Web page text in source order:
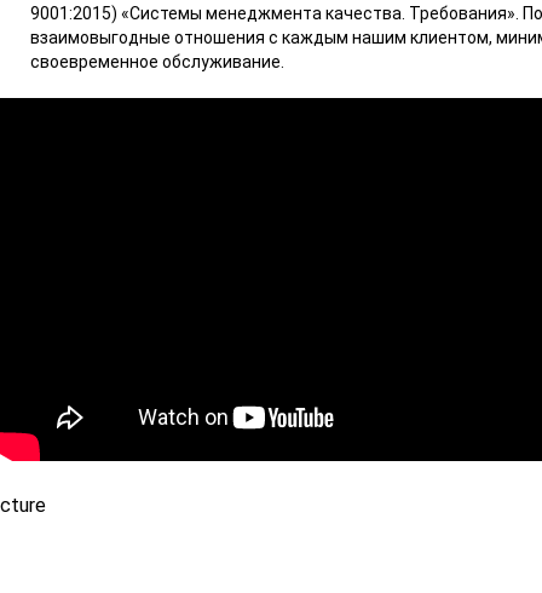
9001:2015) «Системы менеджмента качества. Требования».
взаимовыгодные отношения с каждым нашим клиентом,
своевременное обслуживание.